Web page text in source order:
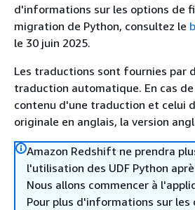
d'informations sur les options de
migration de Python, consultez le
le 30 juin 2025.
Les traductions sont fournies par
traduction automatique. En cas
contenu d'une traduction et celui
originale en anglais, la version
Amazon Redshift ne prendra
l'utilisation des UDF Python
Nous allons commencer à
Pour plus d'informations sur les